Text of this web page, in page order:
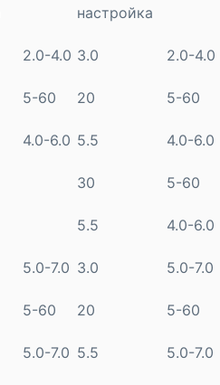
настройка
2.0-4.0 3.0 2.0-4.0
5-60 20 5-60
4.0-6.0 5.5 4.0-6.0
30 5-60
5.5 4.0-6.0
5.0-7.0 3.0 5.0-7.0
5-60 20 5-60
5.0-7.0 5.5 5.0-7.0